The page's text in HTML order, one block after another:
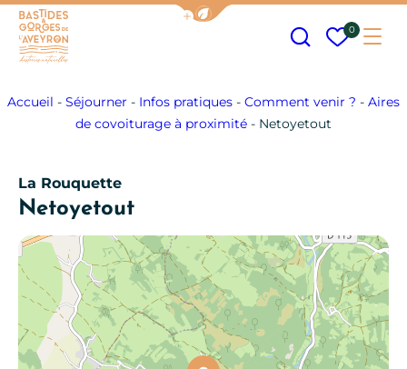
Afficher la barre de navigation
Mes
0
Accueil - Séjourner - Infos pratiques - Comment venir ? - Aires
de covoiturage à proximité - Netoyetout
La Rouquette
Netoyetout